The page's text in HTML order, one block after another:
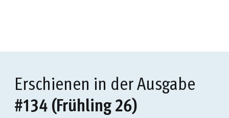
Erschienen in der Ausgabe
#134 (Frühling 26)